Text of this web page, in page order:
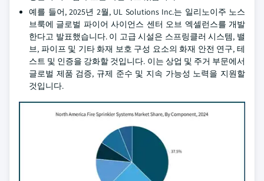
예를 들어, 2025년 2월, UL Solutions Inc.는 일리노이주 노스
브룩에 글로벌 파이어 사이언스 센터 오브 엑셀런스를 개발
한다고 발표했습니다. 이 고급 시설은 스프링클러 시스템, 밸
브, 파이프 및 기타 화재 보호 구성 요소의 화재 안전 연구, 테
스트 및 인증을 강화할 것입니다. 이는 상업 및 주거 부문에서
글로벌 제품 검증, 규제 준수 및 지속 가능성 노력을 지원할
것입니다.